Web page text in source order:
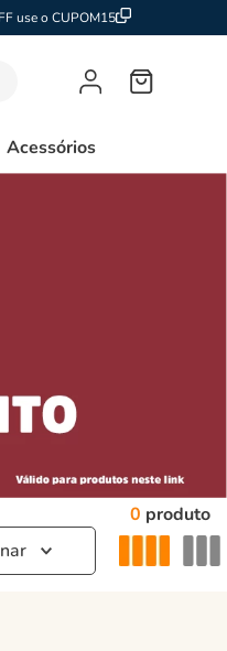
use o CUPOM15
Acessórios
0 produto